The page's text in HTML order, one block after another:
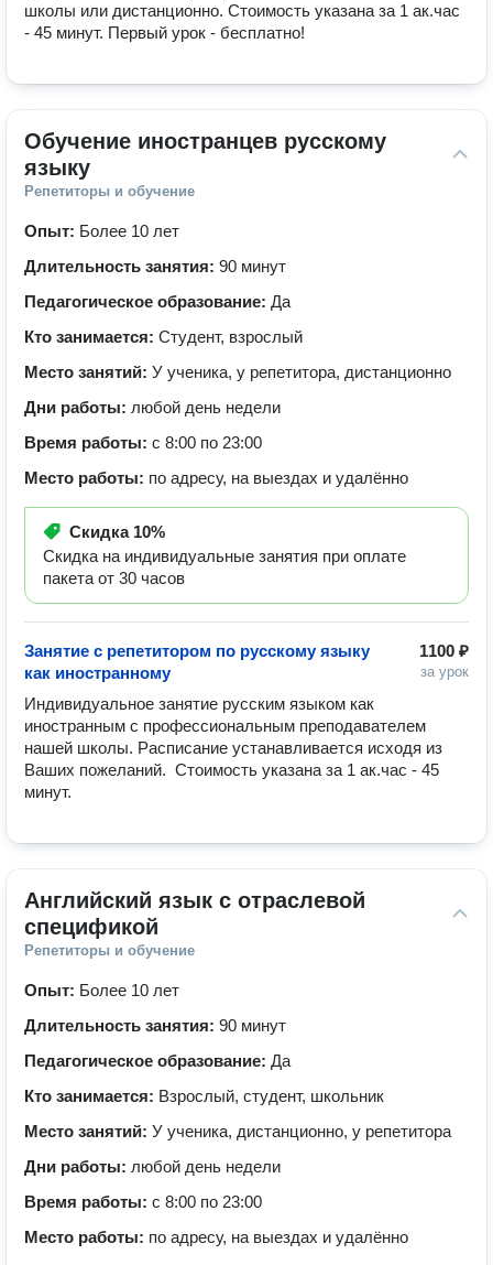
школы или дистанционно. Стоимость указана за 1 ак.час
- 45 минут. Первый урок - бесплатно!
Обучение иностранцев русскому
языку
Репетиторы и обучение
Опыт: Более 10 лет
Длительность занятия: 90 минут
Педагогическое образование: Да
Кто занимается: Студент, взрослый
Место занятий: У ученика, у репетитора, дистанционно
Дни работы: любой день недели
Время работы: с 8:00 по 23:00
Место работы: по адресу, на выездах и удалённо
Скидка 10%
Скидка на индивидуальные занятия при оплате
пакета от 30 часов
1100 ₽
за урок
Занятие с репетитором по русскому языку
как иностранному
Индивидуальное занятие русским языком как
иностранным с профессиональным преподавателем
нашей школы. Расписание устанавливается исходя из
Ваших пожеланий.  Стоимость указана за 1 ак.час - 45
минут.
Английский язык с отраслевой
спецификой
Репетиторы и обучение
Опыт: Более 10 лет
Длительность занятия: 90 минут
Педагогическое образование: Да
Кто занимается: Взрослый, студент, школьник
Место занятий: У ученика, дистанционно, у репетитора
Дни работы: любой день недели
Время работы: с 8:00 по 23:00
Место работы: по адресу, на выездах и удалённо